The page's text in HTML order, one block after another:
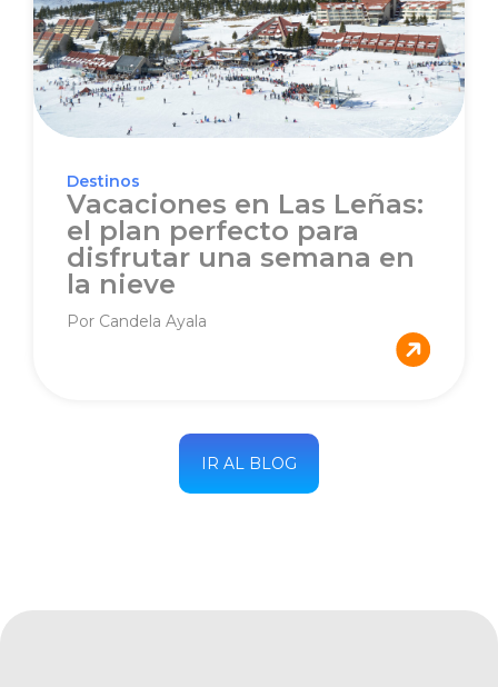
Destinos
Vacaciones en Las Leñas:
el plan perfecto para
disfrutar una semana en
la nieve
Por Candela Ayala
IR AL BLOG